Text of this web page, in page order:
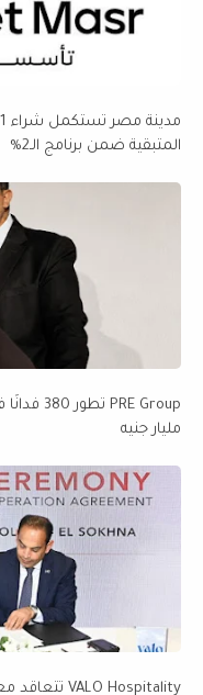
المتبقية ضمن برنامج الـ2%
مليار جنيه